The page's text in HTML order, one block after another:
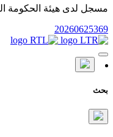
مسجل لدى هيئة الحكومة
20260625369
بحث